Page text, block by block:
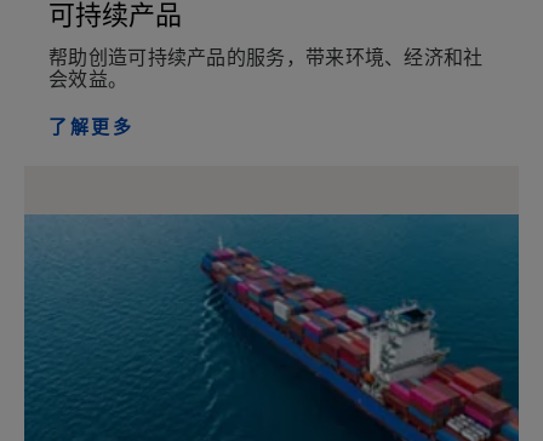
可持续产品
帮助创造可持续产品的服务，带来环境、经济和社
会效益。
了解更多